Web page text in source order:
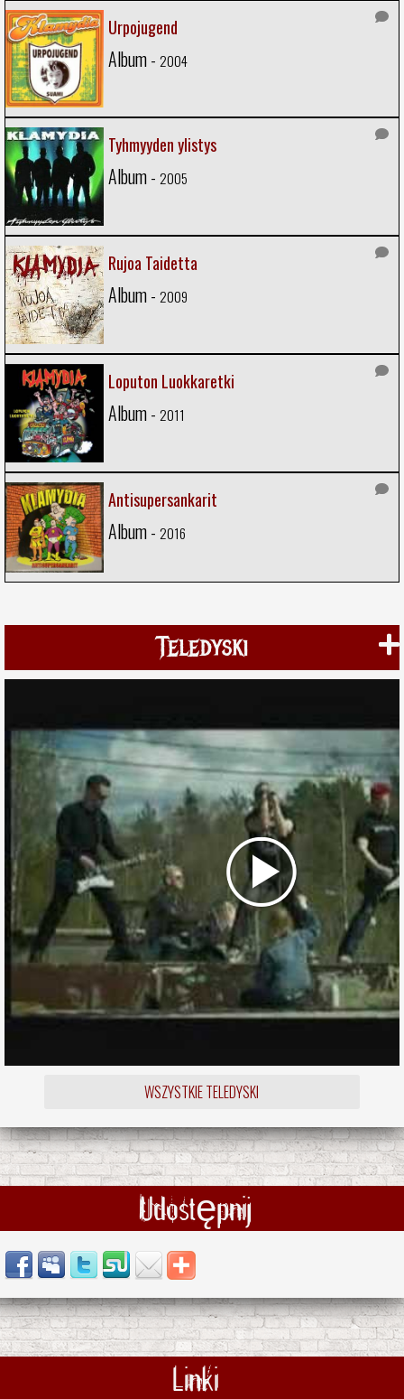
Urpojugend
Album - 2004
Tyhmyyden ylistys
Album - 2005
Rujoa Taidetta
Album - 2009
Loputon Luokkaretki
Album - 2011
Antisupersankarit
Album - 2016
Teledyski
WSZYSTKIE TELEDYSKI
Udostępnij
Linki